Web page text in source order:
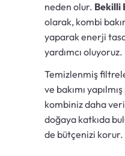
neden olur. Bekilli
olarak, kombi
yaparak enerji
yardımcı oluyoruz.
Temizlenmiş
ve bakımı
kombiniz daha
doğaya katkıda
de bütçenizi korur.